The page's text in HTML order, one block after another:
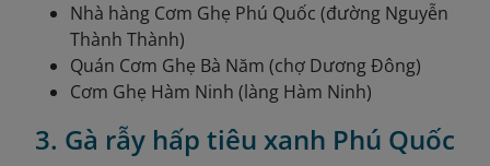
Nhà hàng Cơm Ghẹ Phú Quốc (đường Nguyễn
Thành Thành)
Quán Cơm Ghẹ Bà Năm (chợ Dương Đông)
Cơm Ghẹ Hàm Ninh (làng Hàm Ninh)
3. Gà rẫy hấp tiêu xanh Phú Quốc